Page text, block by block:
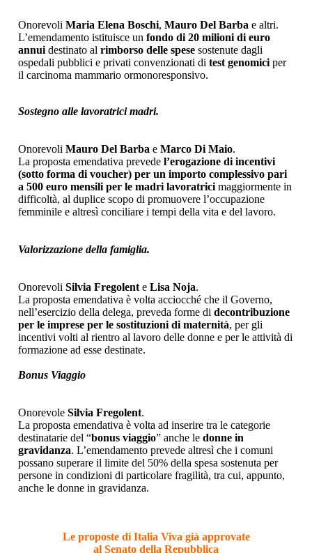
Onorevoli Maria Elena Boschi, Mauro Del Barba e altri.
L’emendamento istituisce un fondo di 20 milioni di euro
annui destinato al rimborso delle spese sostenute dagli
ospedali pubblici e privati convenzionati di test genomici per
il carcinoma mammario ormonoresponsivo.
Sostegno alle lavoratrici madri.
Onorevoli Mauro Del Barba e Marco Di Maio.
La proposta emendativa prevede l’erogazione di incentivi
(sotto forma di voucher) per un importo complessivo pari
a 500 euro mensili per le madri lavoratrici maggiormente in
difficoltà, al duplice scopo di promuovere l’occupazione
femminile e altresì conciliare i tempi della vita e del lavoro.
Valorizzazione della famiglia.
Onorevoli Silvia Fregolent e Lisa Noja.
La proposta emendativa è volta acciocché che il Governo,
nell’esercizio della delega, preveda forme di decontribuzione
per le imprese per le sostituzioni di maternità, per gli
incentivi volti al rientro al lavoro delle donne e per le attività di
formazione ad esse destinate.
Bonus Viaggio
Onorevole Silvia Fregolent.
La proposta emendativa è volta ad inserire tra le categorie
destinatarie del “bonus viaggio” anche le donne in
gravidanza. L’emendamento prevede altresì che i comuni
possano superare il limite del 50% della spesa sostenuta per
persone in condizioni di particolare fragilità, tra cui, appunto,
anche le donne in gravidanza.
Le proposte di Italia Viva già approvate
al Senato della Repubblica